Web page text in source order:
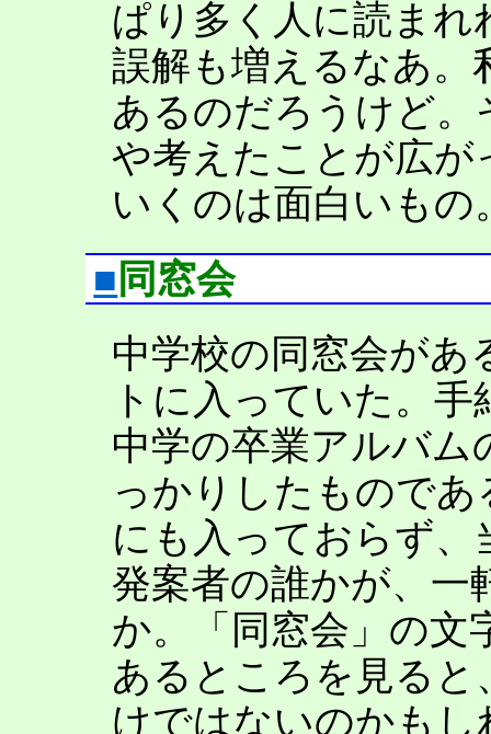
ぱり多く人に読まれ
誤解も増えるなあ。
あるのだろうけど
や考えたことが広が
いくのは面白いもの
■ 同窓会
中学校の同窓会が
トに入っていた。
中学の卒業アルバム
っかりしたもので
にも入っておらず
発案者の誰かが、一
か。「同窓会」の文
あるところを見る
けではないのかも